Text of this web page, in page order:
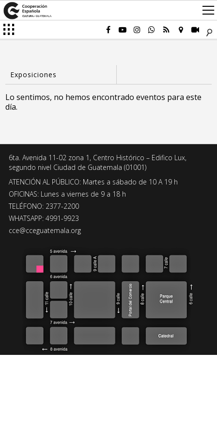
Lo sentimos, no hemos encontrado eventos para este
día.
6ta. Avenida 11-02 zona 1, Centro Histórico – Edifico Lux,
segundo nivel Ciudad de Guatemala (01001)
ATENCIÓN AL PÚBLICO: Martes a sábado de 10 A 19 h
OFICINAS: Lunes a viernes de 9 a 18 h
TELÉFONO: 2377-2200
WHATSAPP: 4991-9923
cce@cceguatemala.org